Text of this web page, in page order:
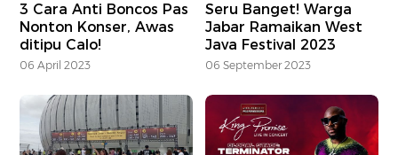
3 Cara Anti Boncos Pas
Nonton Konser, Awas
ditipu Calo!
06 April 2023
Seru Banget! Warga
Jabar Ramaikan West
Java Festival 2023
06 September 2023